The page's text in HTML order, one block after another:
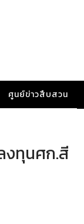
ศูนย์ข่าวสืบสวน
งทุนศก.สี